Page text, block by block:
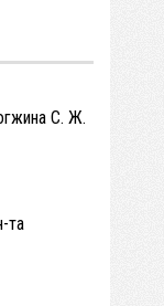
С. Ж.
та